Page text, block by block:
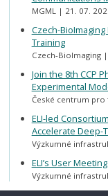
MGML 21. 07.
Czech-
Training
Czech-BioImaging
Join the 8th CCP
Experimental
České centrum
ELI-led
Accelerate Deep-
Výzkumné
ELI’s User
Výzkumné